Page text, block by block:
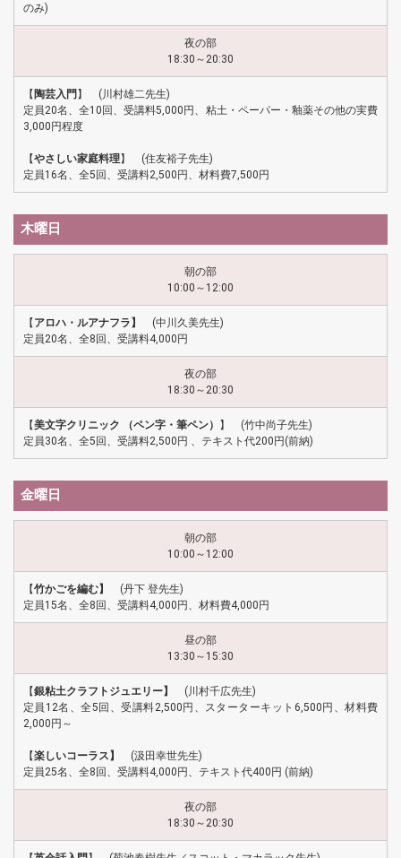
のみ)
夜の部
18:30～20:30
【陶芸入門 】 (川村雄二先生)
定員20名、全10回、受講料5,000円、粘土・ペーパー・釉薬その他の実費
3,000円程度
【やさしい家庭料理】 (住友裕子先生)
定員16名、全5回、受講料2,500円、材料費7,500円
木曜日
朝の部
10:00～12:00
【アロハ・ルアナフラ】
(中川久美先生)
定員20名、全8回、受講料4,000円
夜の部
18:30～20:30
【美文字クリニック （ペン字・筆ペン） 】 (竹中尚子先生)
定員30名、全5回、受講料2,500円 、テキスト代200円(前納)
金曜日
朝の部
10:00～12:00
【竹かごを編む】
(丹下 登先生)
定員15名、全8回、受講料4,000円、材料費4,000円
昼の部
13:30～15:30
【銀粘土クラフトジュエリー】
(川村千広先生)
定員12名、全5回、受講料2,500円、スターターキット6,500円、材料費
2,000円～
【楽しいコーラス】
(汲田幸世先生)
定員25名、全8回、受講料4,000円、テキスト代400円 (前納)
夜の部
18:30～20:30